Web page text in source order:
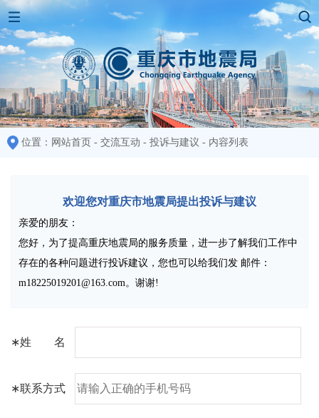
位置： 网站首页 - 交流互动 - 投诉与建议 - 内容列表
欢迎您对重庆市地震局提出投诉与建议
亲爱的朋友：
您好，为了提高重庆地震局的服务质量，进一步了解我们工作中
存在的各种问题进行投诉建议，您也可以给我们发 邮件：
m18225019201@163.com。谢谢!
∗姓 名
∗联系方式